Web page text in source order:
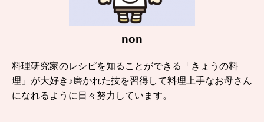
non
料理研究家のレシピを知ることができる「きょうの料
理」が大好き♪磨かれた技を習得して料理上手なお母さん
になれるように日々努力しています。